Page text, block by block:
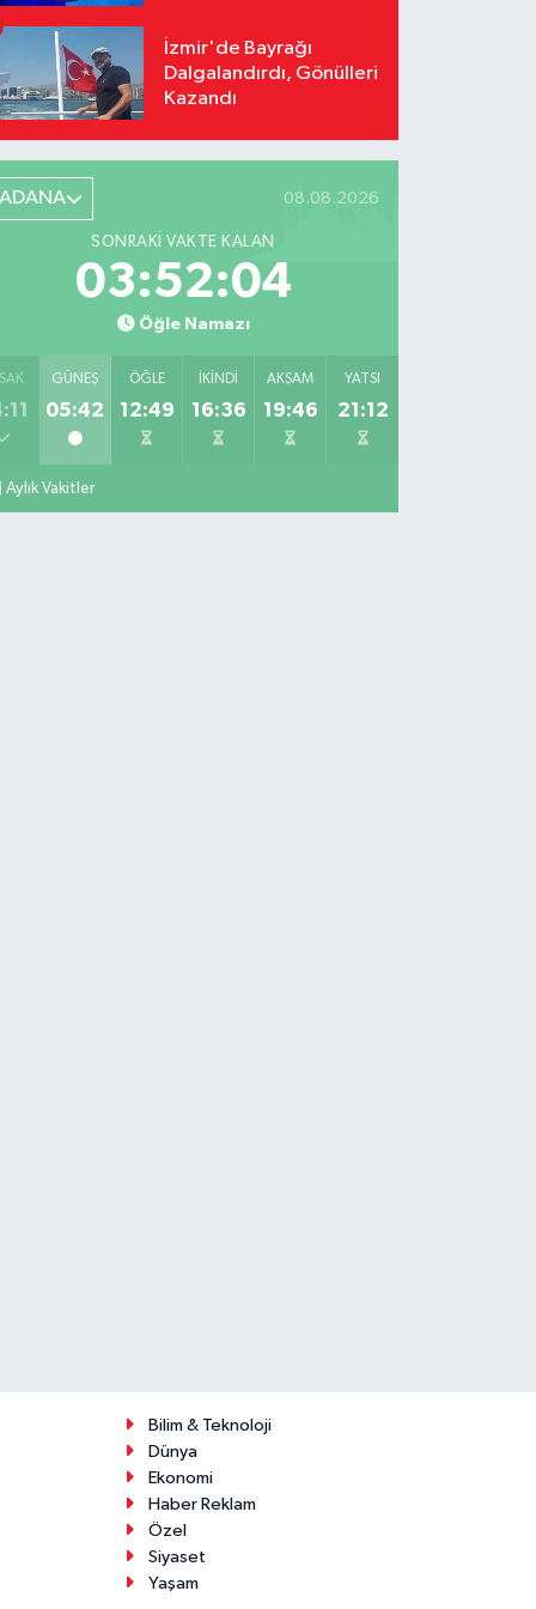
İzmir'de Bayrağı
Dalgalandırdı, Gönülleri
Kazandı
ADANA 08.08.2026
SONRAKI VAKTE KALAN
03:52:03
Öğle Namazı
GÜNEŞ
05:42
ÖĞLE
12:49
İKINDI
16:36
AKŞAM
19:46
YATSI
21:12
Aylık Vakitler
Bilim & Teknoloji
Dünya
Ekonomi
Haber Reklam
Özel
Siyaset
Yaşam